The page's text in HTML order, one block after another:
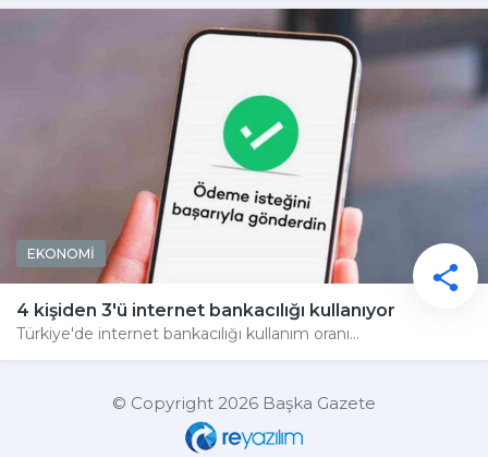
EKONOMİ
4 kişiden 3'ü internet bankacılığı kullanıyor
Türkiye'de internet bankacılığı kullanım oranı...
© Copyright 2026 Başka Gazete